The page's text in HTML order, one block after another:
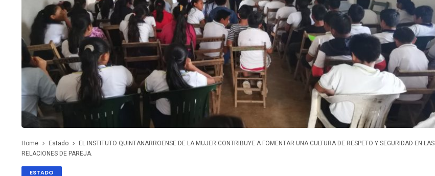
Home Estado
EL INSTITUTO QUINTANARROENSE DE LA MUJER CONTRIBUYE A FOMENTAR UNA CULTURA DE RESPETO Y SEGURIDAD EN LAS
RELACIONES DE PAREJA.
ESTADO